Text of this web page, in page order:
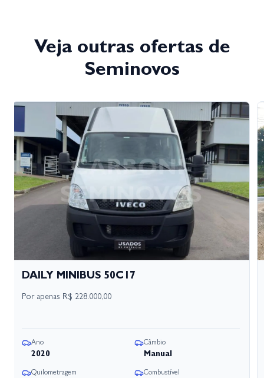
Veja outras ofertas de
Seminovos
DAILY MINIBUS 50C17
Por apenas R$ 228.000,00
Ano
2020
Câmbio
Manual
Quilometragem Combustível